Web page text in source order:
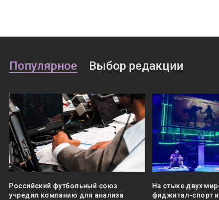
Популярное Выбор редакции
Российский футбольный союз
учредил компанию для анализа
На стыке двух
фиджитал-спорт